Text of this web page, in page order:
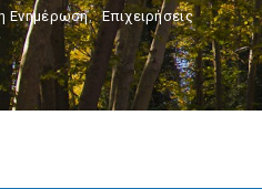
Ενημέρωση, Επιχειρήσεις